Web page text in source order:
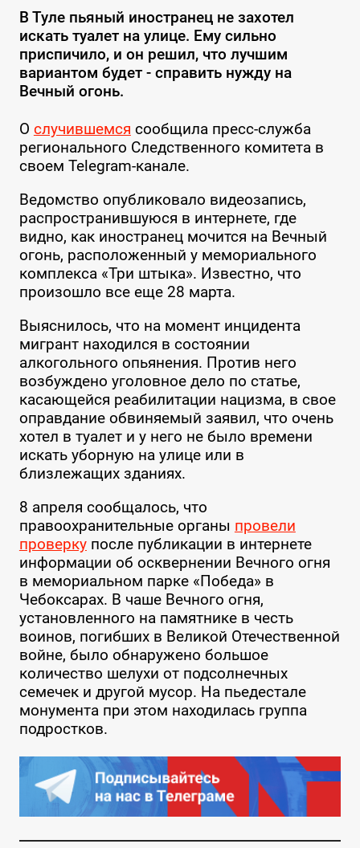
В Туле пьяный иностранец не захотел
искать туалет на улице. Ему сильно
приспичило, и он решил, что лучшим
вариантом будет - справить нужду на
Вечный огонь.
О случившемся сообщила пресс-служба
регионального Следственного комитета в
своем Telegram-канале.
Ведомство опубликовало видеозапись,
распространившуюся в интернете, где
видно, как иностранец мочится на Вечный
огонь, расположенный у мемориального
комплекса «Три штыка». Известно, что
произошло все еще 28 марта.
Выяснилось, что на момент инцидента
мигрант находился в состоянии
алкогольного опьянения. Против него
возбуждено уголовное дело по статье,
касающейся реабилитации нацизма, в свое
оправдание обвиняемый заявил, что очень
хотел в туалет и у него не было времени
искать уборную на улице или в
близлежащих зданиях.
8 апреля сообщалось, что
правоохранительные органы провели
проверкупосле публикации в интернете
информации об осквернении Вечного огня
в мемориальном парке «Победа» в
Чебоксарах. В чаше Вечного огня,
установленного на памятнике в честь
воинов, погибших в Великой Отечественной
войне, было обнаружено большое
количество шелухи от подсолнечных
семечек и другой мусор. На пьедестале
монумента при этом находилась группа
подростков.